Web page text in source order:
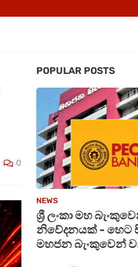
0
POPULAR POSTS
NEWS
ශ්‍රී ලංකා මහ
නිවේදනයක් - හෙට
මහජන බැංකුවෙන්